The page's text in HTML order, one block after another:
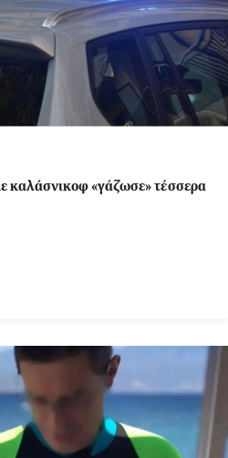
καλάσνικοφ «γάζωσε» τέσσερα